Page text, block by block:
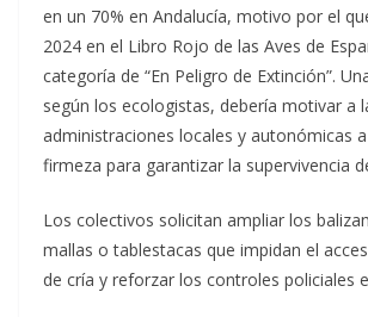
en un 70% en Andalucía, motivo por el
2024 en el Libro Rojo de las Aves de
categoría de “En Peligro de Extinción”.
según los ecologistas, debería motivar a
administraciones locales y autonómicas
firmeza para garantizar la supervivencia
Los colectivos solicitan ampliar los
mallas o tablestacas que impidan el
de cría y reforzar los controles policiales